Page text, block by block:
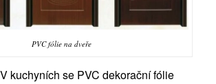
PVC fólie na dveře
kuchyních se PVC dekorační fólie